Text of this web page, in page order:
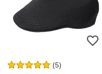
(5)